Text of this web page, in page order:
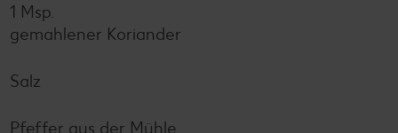
1 Msp.
gemahlener Koriander
Salz
Pfeffer aus der Mühle